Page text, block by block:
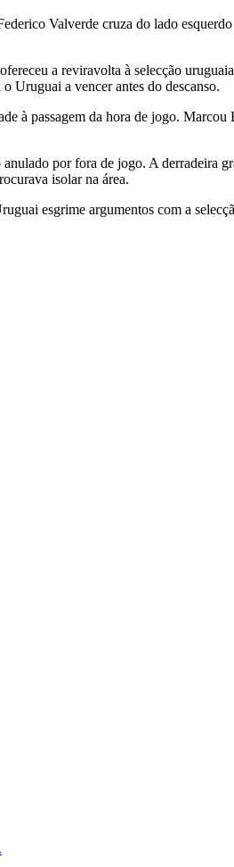
Valverde cruza do lado
a reviravolta à selecção
Uruguai a vencer antes do descanso.
à passagem da hora de jogo.
por fora de jogo. A derradeira
isolar na área.
esgrime argumentos com a